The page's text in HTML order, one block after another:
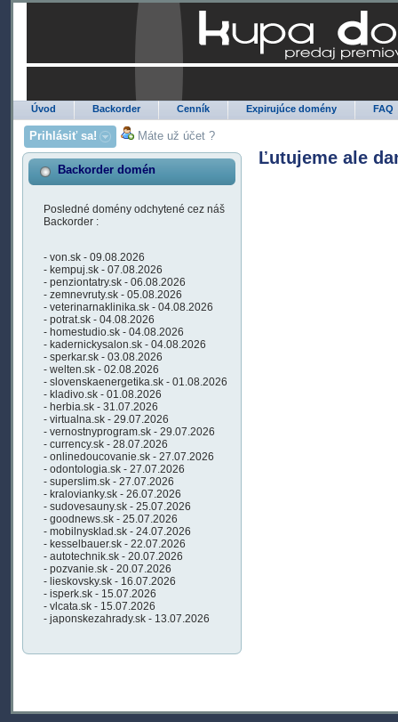
Úvod Backorder Cenník Expirujúce domény FAQ
Prihlásiť sa! Máte už účet ?
Backorder domén
Posledné domény odchytené cez náš
Backorder :
- von.sk - 09.08.2026
- kempuj.sk - 07.08.2026
- penziontatry.sk - 06.08.2026
- zemnevruty.sk - 05.08.2026
- veterinarnaklinika.sk - 04.08.2026
- potrat.sk - 04.08.2026
- homestudio.sk - 04.08.2026
- kadernickysalon.sk - 04.08.2026
- sperkar.sk - 03.08.2026
- welten.sk - 02.08.2026
- slovenskaenergetika.sk - 01.08.2026
- kladivo.sk - 01.08.2026
- herbia.sk - 31.07.2026
- virtualna.sk - 29.07.2026
- vernostnyprogram.sk - 29.07.2026
- currency.sk - 28.07.2026
- onlinedoucovanie.sk - 27.07.2026
- odontologia.sk - 27.07.2026
- superslim.sk - 27.07.2026
- kralovianky.sk - 26.07.2026
- sudovesauny.sk - 25.07.2026
- goodnews.sk - 25.07.2026
- mobilnysklad.sk - 24.07.2026
- kesselbauer.sk - 22.07.2026
- autotechnik.sk - 20.07.2026
- pozvanie.sk - 20.07.2026
- lieskovsky.sk - 16.07.2026
- isperk.sk - 15.07.2026
- vlcata.sk - 15.07.2026
- japonskezahrady.sk - 13.07.2026
Ľutujeme ale